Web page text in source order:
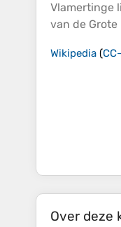
Vlamertinge
van de Grote
Wikipedia (
Over deze